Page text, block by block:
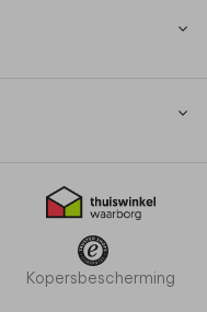
Kopersbescherming